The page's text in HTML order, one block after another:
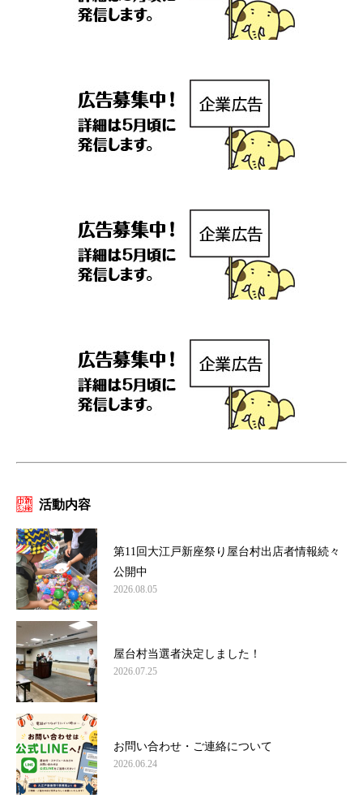
活動内容
第11回大江戸新座祭り屋台村出店者情報続々
公開中
2026.08.05
屋台村当選者決定しました！
2026.07.25
お問い合わせ・ご連絡について
2026.06.24